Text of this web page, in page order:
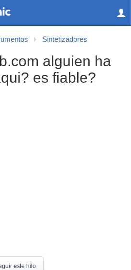
Sintetizadores
alguien ha
es fiable?
este hilo